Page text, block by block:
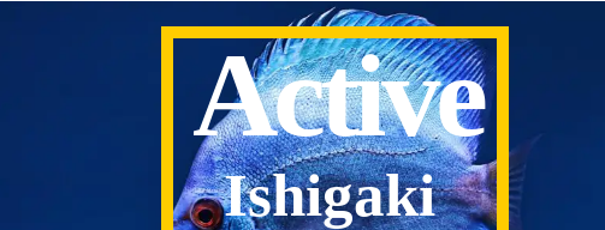
Ishigaki
Active